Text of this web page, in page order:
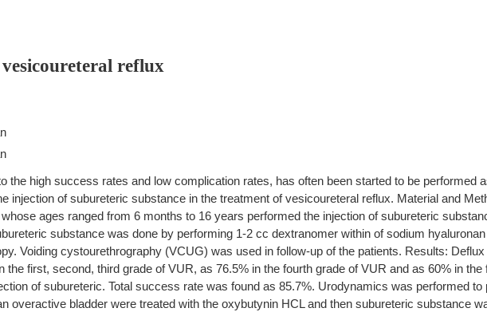
reflux
high success rates and low complication rates, has often been started to be performed
injection of subureteric substance in the treatment of vesicoureteral reflux. Material and
ages ranged from 6 months to 16 years performed the injection of subureteric
substance was done by performing 1-2 cc dextranomer within of sodium
Voiding cystourethrography (VCUG) was used in follow-up of the patients. Results:
first, second, third grade of VUR, as 76.5% in the fourth grade of VUR and as 60% in
of subureteric. Total success rate was found as 85.7%. Urodynamics was performed to
overactive bladder were treated with the oxybutynin HCL and then subureteric substance